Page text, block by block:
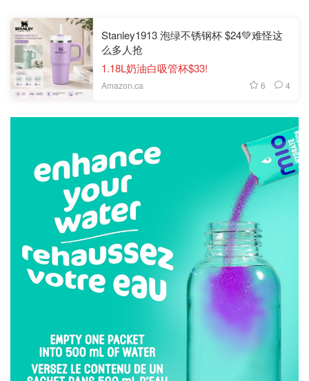
Stanley1913 泡绿不锈钢杯 $24💚难怪这
么多人抢
1.18L奶油白吸管杯$33!
Amazon.ca 6 4